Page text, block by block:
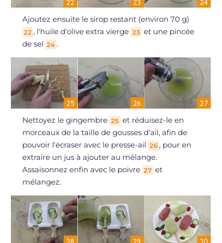
Ajoutez ensuite le sirop restant (environ 70 g)
22 , l'huile d'olive extra vierge 23 et une pincée
de sel 24 .
Nettoyez le gingembre 25 et réduisez-le en
morceaux de la taille de gousses d'ail, afin de
pouvoir l'écraser avec le presse-ail 26 , pour en
extraire un jus à ajouter au mélange.
Assaisonnez enfin avec le poivre 27 et
mélangez.